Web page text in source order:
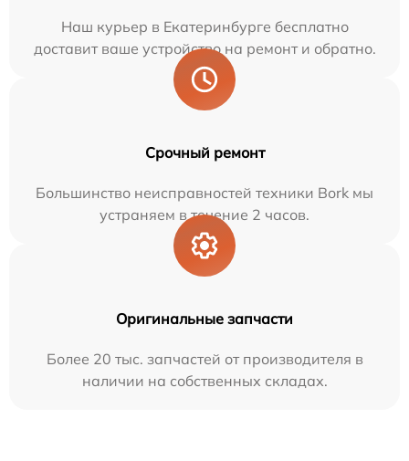
Наш курьер в Екатеринбурге бесплатно
доставит ваше устройство на ремонт и обратно.
Срочный ремонт
Большинство неисправностей техники Bork мы
устраняем в течение 2 часов.
Оригинальные запчасти
Более 20 тыс. запчастей от производителя в
наличии на собственных складах.